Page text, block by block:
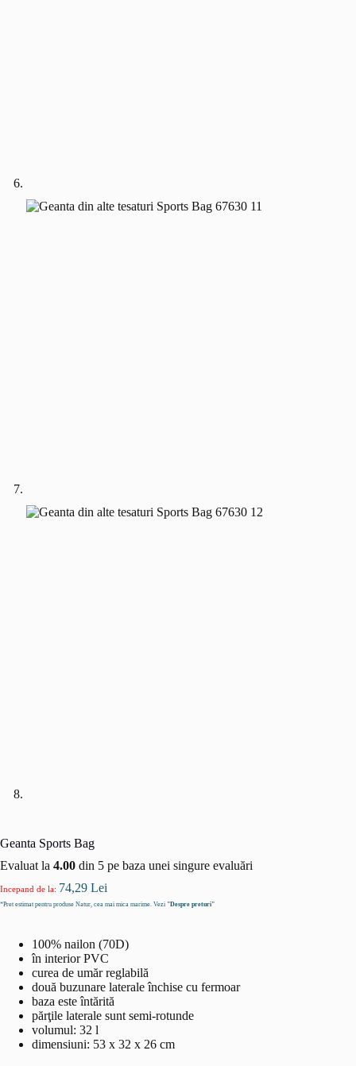
Geanta Sports Bag
Evaluat la 4.00 din 5 pe baza unei singure evaluări
Incepand de la: 74,29 Lei
*Pret estimat pentru produse Natur, cea mai mica marime. Vezi "Despre preturi"
100% nailon (70D)
în interior PVC
curea de umăr reglabilă
două buzunare laterale închise cu fermoar
baza este întărită
părţile laterale sunt semi-rotunde
volumul: 32 l
dimensiuni: 53 x 32 x 26 cm